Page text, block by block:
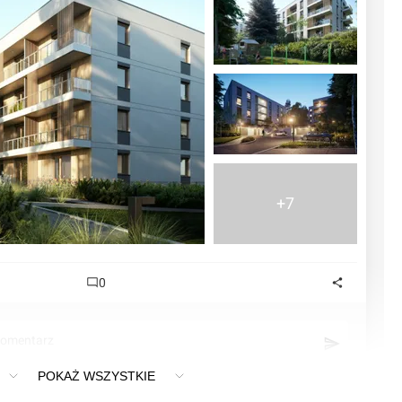
+7
0
POKAŻ WSZYSTKIE